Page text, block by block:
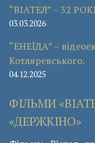
“ВІАТЕЛ” – 32
03.03.2026
“ЕНЕЇДА” –
Котляревського.
04.12.2025
ФІЛЬМИ
«ДЕРЖКІНО»